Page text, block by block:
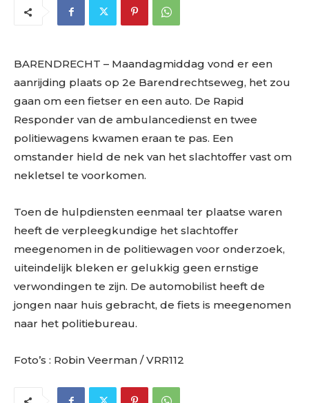
BARENDRECHT – Maandagmiddag vond er een
aanrijding plaats op 2e Barendrechtseweg, het zou
gaan om een fietser en een auto. De Rapid
Responder van de ambulancedienst en twee
politiewagens kwamen eraan te pas. Een
omstander hield de nek van het slachtoffer vast om
nekletsel te voorkomen.
Toen de hulpdiensten eenmaal ter plaatse waren
heeft de verpleegkundige het slachtoffer
meegenomen in de politiewagen voor onderzoek,
uiteindelijk bleken er gelukkig geen ernstige
verwondingen te zijn. De automobilist heeft de
jongen naar huis gebracht, de fiets is meegenomen
naar het politiebureau.
Foto’s : Robin Veerman / VRR112